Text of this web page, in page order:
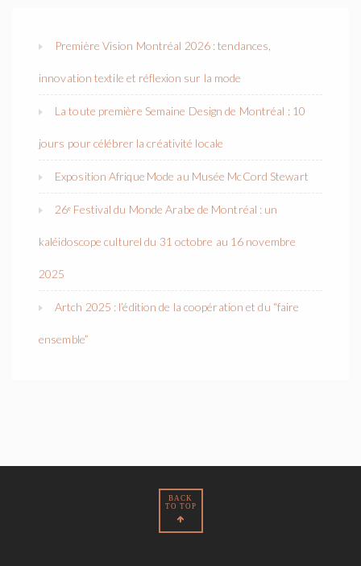
Première Vision Montréal 2026 : tendances,
innovation textile et réflexion sur la mode
La toute première Semaine Design de Montréal : 10
jours pour célébrer la créativité locale
Exposition Afrique Mode au Musée McCord Stewart
26ᵉ Festival du Monde Arabe de Montréal : un
kaléidoscope culturel du 31 octobre au 16 novembre
2025
Artch 2025 : l’édition de la coopération et du “faire
ensemble”
BACK
TO TOP